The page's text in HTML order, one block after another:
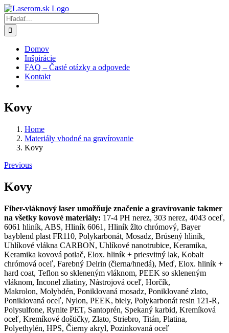
Skip
to
content
Hľadať:
Domov
Inšpirácie
FAQ – Časté otázky a odpovede
Kontakt
Kovy
Home
Materiály vhodné na gravírovanie
Kovy
Previous
Kovy
Fiber-vláknový laser umožňuje značenie a gravírovanie takmer
na všetky kovové materiály: 17-4 PH nerez, 303 nerez, 4043 oceľ,
6061 hliník, ABS, Hliník 6061, Hliník žlto chrómový, Bayer
bayblend plast FR110, Polykarbonát, Mosadz, Brúsený hliník,
Uhlíkové vlákna CARBON, Uhlíkové nanotrubice, Keramika,
Keramika kovová potlač, Elox. hliník + priesvitný lak, Kobalt
chrómová oceľ, Farebný Delrin (čierna/hnedá), Meď, Elox. hliník +
hard coat, Teflon so skleneným vláknom, PEEK so skleneným
vláknom, Inconel zliatiny, Nástrojová oceľ, Horčík,
Makrolon, Molybdén, Poniklovaná mosadz, Poniklované zlato,
Poniklovaná oceľ, Nylon, PEEK, biely, Polykarbonát resin 121-R,
Polysulfone, Rynite PET, Santoprén, Spekaný karbid, Kremíková
oceľ, Kremíkové doštičky, Zlato, Striebro, Titán, Platina,
Polyethylén, HPS, Čierny akryl, Pozinkovaná oceľ